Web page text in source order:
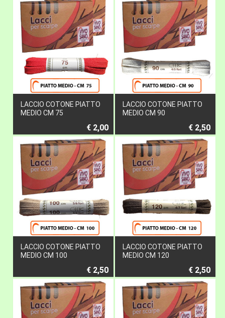
LACCIO COTONE PIATTO
MEDIO CM 75
€ 2,00
LACCIO COTONE PIATTO
MEDIO CM 90
€ 2,50
LACCIO COTONE PIATTO
MEDIO CM 100
€ 2,50
LACCIO COTONE PIATTO
MEDIO CM 120
€ 2,50